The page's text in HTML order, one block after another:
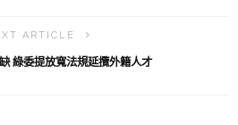
ARTICLE
綠委提放寬法規延攬外籍人才